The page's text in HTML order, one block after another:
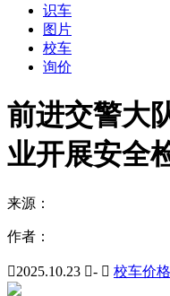
识车
图片
校车
询价
前进交警大
业开展安全
来源：
作者：
2025.10.23 -  校车价格